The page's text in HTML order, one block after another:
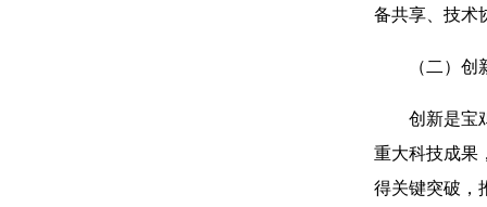
备共享、技术
（二）
创新是宝
重大科技成果
得关键突破，